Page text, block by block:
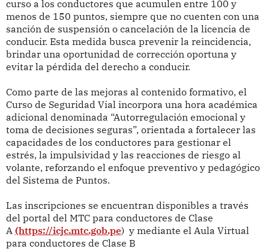
curso a los conductores que acumulen entre 100 y
menos de 150 puntos, siempre que no cuenten con una
sanción de suspensión o cancelación de la licencia de
conducir. Esta medida busca prevenir la reincidencia,
brindar una oportunidad de corrección oportuna y
evitar la pérdida del derecho a conducir.
Como parte de las mejoras al contenido formativo, el
Curso de Seguridad Vial incorpora una hora académica
adicional denominada “Autorregulación emocional y
toma de decisiones seguras”, orientada a fortalecer las
capacidades de los conductores para gestionar el
estrés, la impulsividad y las reacciones de riesgo al
volante, reforzando el enfoque preventivo y pedagógico
del Sistema de Puntos.
Las inscripciones se encuentran disponibles a través
del portal del MTC para conductores de Clase
A (https://icjc.mtc.gob.pe) y mediante el Aula Virtual
para conductores de Clase B